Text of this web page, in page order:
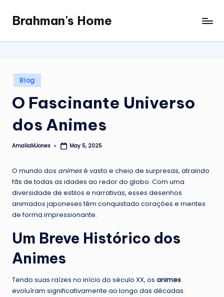
content
Brahman's Home
Spiritual
and
it
all
Posted
in
Blog
O Fascinante Universo
dos Animes
Posted
AmaliaMJones May 5, 2025
O mundo dos animesé vasto e cheio de surpresas, atraindo
fãs de todas as idades ao redor do globo. Com uma
diversidade de estilos e narrativas, esses desenhos
animados japoneses têm conquistado corações e mentes
de forma impressionante.
Um Breve Histórico dos
Animes
Tendo suas raízes no início do século XX, os animes
evoluíram significativamente ao longo das décadas.